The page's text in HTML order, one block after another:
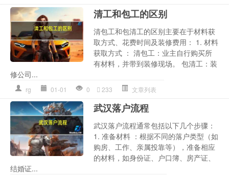
清工和包工的区别
清包工和包清工的区别主要在于材料获
取方式、花费时间及装修费用： 1. 材料
获取方式 ： 清包工：业主自行购买所
有材料，并带到装修现场。 包清工：装
修公司...
rg 01-01 0 233 文章列表
武汉落户流程
武汉落户流程通常包括以下几个步骤：
1. 准备材料 ：根据不同的落户类型（如
购房、工作、亲属投靠等），准备相应
的材料，如身份证、户口簿、房产证、
结婚证...